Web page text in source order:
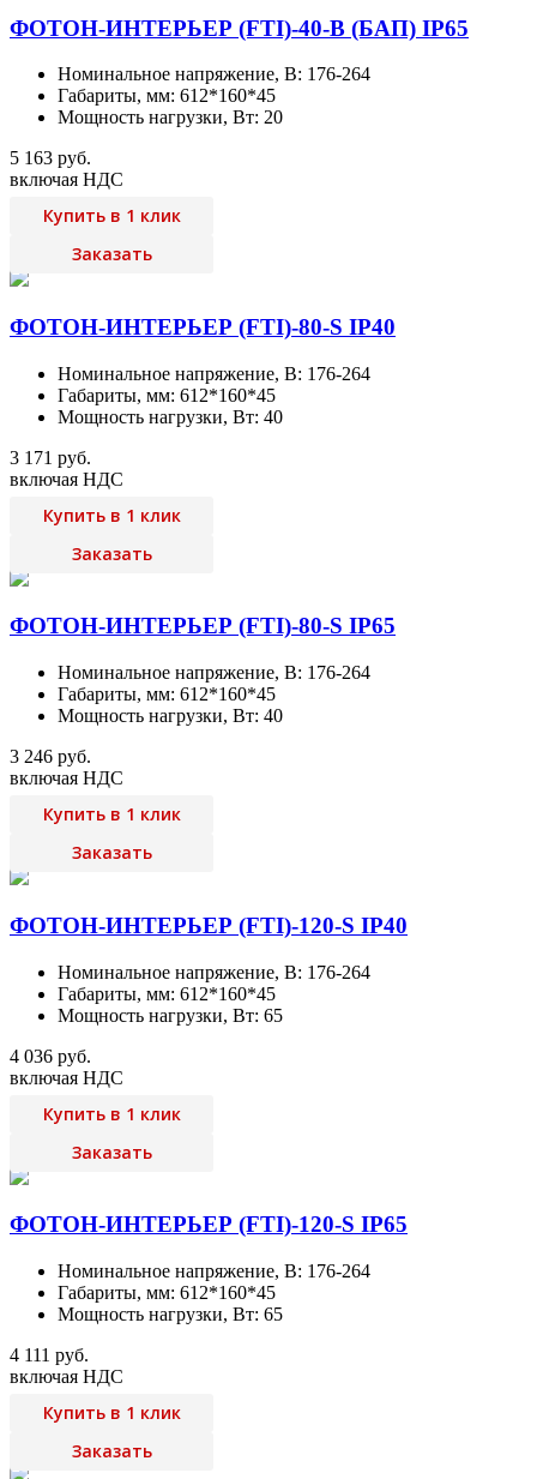
ФОТОН-ИНТЕРЬЕР (FTI)-40-B (БАП) IP65
Номинальное напряжение, В: 176-264
Габариты, мм: 612*160*45
Мощность нагрузки, Вт: 20
5 163 руб.
включая НДС
Купить в 1 клик
Заказать
ФОТОН-ИНТЕРЬЕР (FTI)-80-S IP40
Номинальное напряжение, В: 176-264
Габариты, мм: 612*160*45
Мощность нагрузки, Вт: 40
3 171 руб.
включая НДС
Купить в 1 клик
Заказать
ФОТОН-ИНТЕРЬЕР (FTI)-80-S IP65
Номинальное напряжение, В: 176-264
Габариты, мм: 612*160*45
Мощность нагрузки, Вт: 40
3 246 руб.
включая НДС
Купить в 1 клик
Заказать
ФОТОН-ИНТЕРЬЕР (FTI)-120-S IP40
Номинальное напряжение, В: 176-264
Габариты, мм: 612*160*45
Мощность нагрузки, Вт: 65
4 036 руб.
включая НДС
Купить в 1 клик
Заказать
ФОТОН-ИНТЕРЬЕР (FTI)-120-S IP65
Номинальное напряжение, В: 176-264
Габариты, мм: 612*160*45
Мощность нагрузки, Вт: 65
4 111 руб.
включая НДС
Купить в 1 клик
Заказать